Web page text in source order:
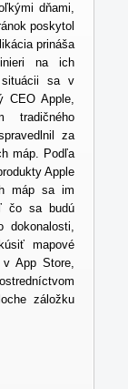
dňami,
poskytol
prináša
na ich
situácii sa v
CEO Apple,
tradičného
za
máp. Podľa
Apple
máp sa im
čo sa budú
dokonalosti,
mapové
App Store,
záložku